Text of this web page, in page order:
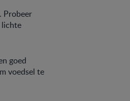
Probeer
lichte
goed
voedsel te